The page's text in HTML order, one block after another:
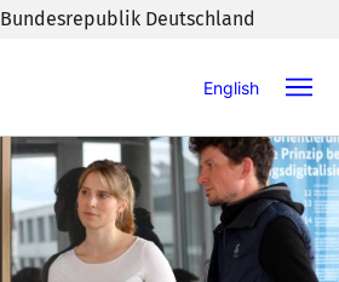
Deutschland
English